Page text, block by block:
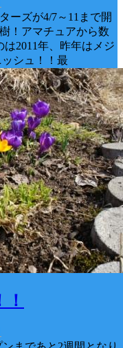
ーズが4/7～11まで開
！アマチュアから数
2011年、昨年はメジ
シュ！！最